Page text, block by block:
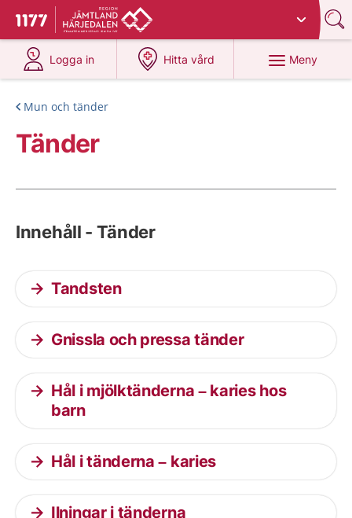
Till startsidan för 1177
Du har valt region
Logga in
på 1177.se
Hitta vård
på 1177.se
Meny
Mun och tänder
Tänder
Innehåll - Tänder
Tandsten
Gnissla och pressa tänder
Hål i mjölktänderna – karies hos
barn
Hål i tänderna – karies
Ilningar i tänderna